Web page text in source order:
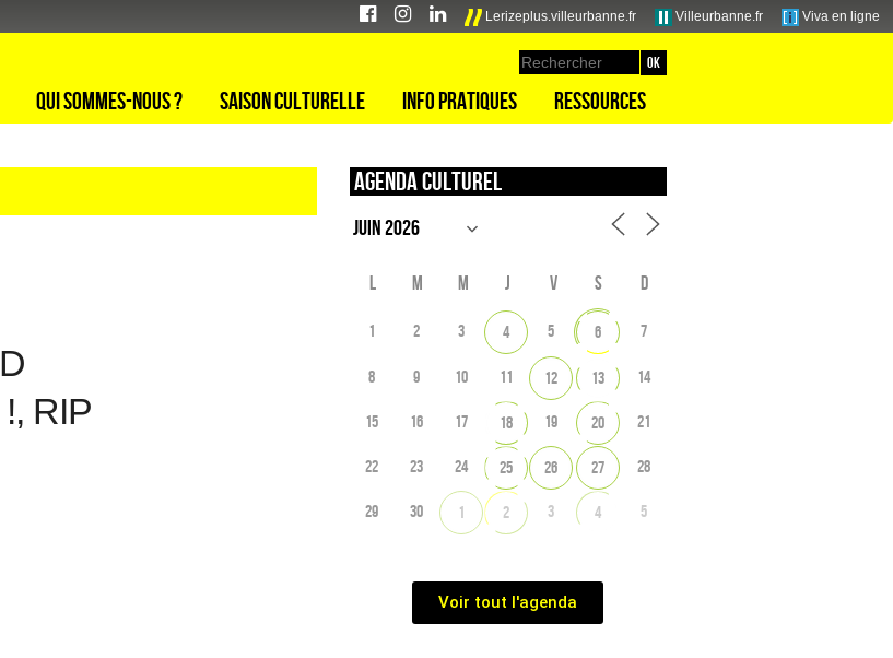
Lerizeplus.villeurbanne.fr Villeurbanne.fr Viva en ligne
Qui sommes-nous ? Saison culturelle Info pratiques Ressources
RIP
Agenda culturel
L M M J V S D
1 2 3 4 5 6 7
8 9 10 11 12 13 14
15 16 17 18 19 20 21
22 23 24 25 26 27 28
29 30 1 2 3 4 5
Voir tout l'agenda